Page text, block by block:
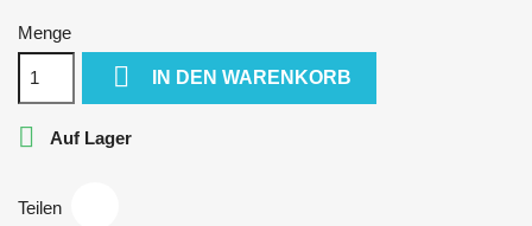
Menge
 IN DEN WARENKORB
 Auf Lager
Teilen